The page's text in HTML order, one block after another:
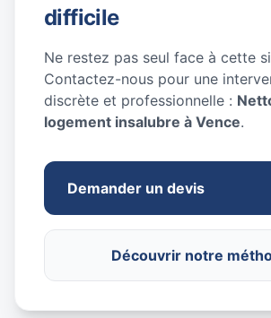
difficile
Ne restez pas seul face à cette
Contactez-nous pour une
discrète et professionnelle :
logement insalubre à Vence.
Demander un devis
Découvrir notre